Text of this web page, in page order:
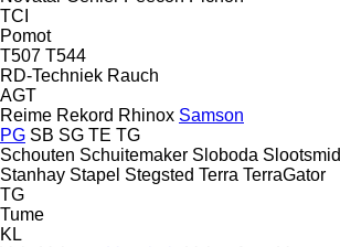
TCI
Pomot
T507 T544
RD-Techniek Rauch
AGT
Reime Rekord Rhinox Samson
PG SB SG TE TG
Schouten Schuitemaker Sloboda Slootsmid
Stanhay Stapel Stegsted Terra TerraGator
TG
Tume
KL